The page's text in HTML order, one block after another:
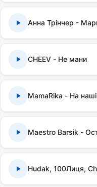
Анна Трінчер -
CHEEV - Не мани
MamaRika - На
Maestro Barsik -